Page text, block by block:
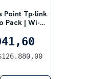
Point Tp-link
Pack | Wi-Fi